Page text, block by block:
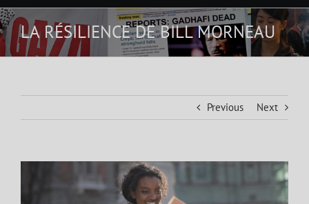
LA RÉSILIENCE DE BILL MORNEAU
Previous Next